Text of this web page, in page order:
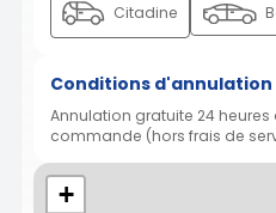
Citadine
Conditions d'annulation
Annulation gratuite 24
commande (hors frais de
+